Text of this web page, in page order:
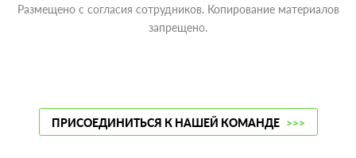
Размещено с согласия сотрудников. Копирование материалов
запрещено.
ПРИСОЕДИНИТЬСЯ К НАШЕЙ КОМАНДЕ >>>